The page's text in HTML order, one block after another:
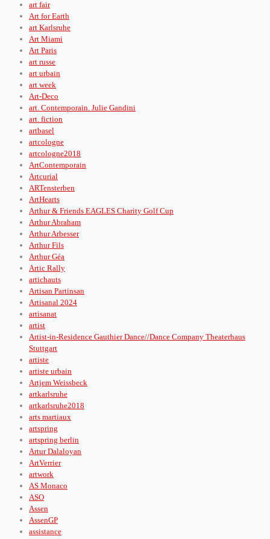
art fair
Art for Earth
art Karlsruhe
Art Miami
Art Paris
art russe
art urbain
art week
Art-Deco
art. Contemporain. Julie Gandini
art. fiction
artbasel
artcologne
artcologne2018
ArtContemporain
Artcurial
ARTensterben
ArtHearts
Arthur & Friends EAGLES Charity Golf Cup
Arthur Abraham
Arthur Arbesser
Arthur Fils
Arthur Géa
Artic Rally
artichauts
Artisan Partinsan
Artisanal 2024
artisanat
artist
Artist-in-Residence Gauthier Dance//Dance Company Theaterhaus
Stuttgart
artiste
artiste urbain
Artjem Weissbeck
artkarlsruhe
artkarlsruhe2018
arts martiaux
artspring
artspring berlin
Artur Dalaloyan
ArtVerrier
artwork
AS Monaco
ASO
Assen
AssenGP
assistance